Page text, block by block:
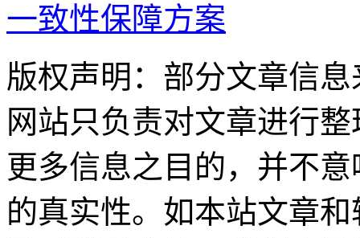
一致性保障方案
版权声明：部分文章信
网站只负责对文章进行
更多信息之目的，并不
的真实性。如本站文章